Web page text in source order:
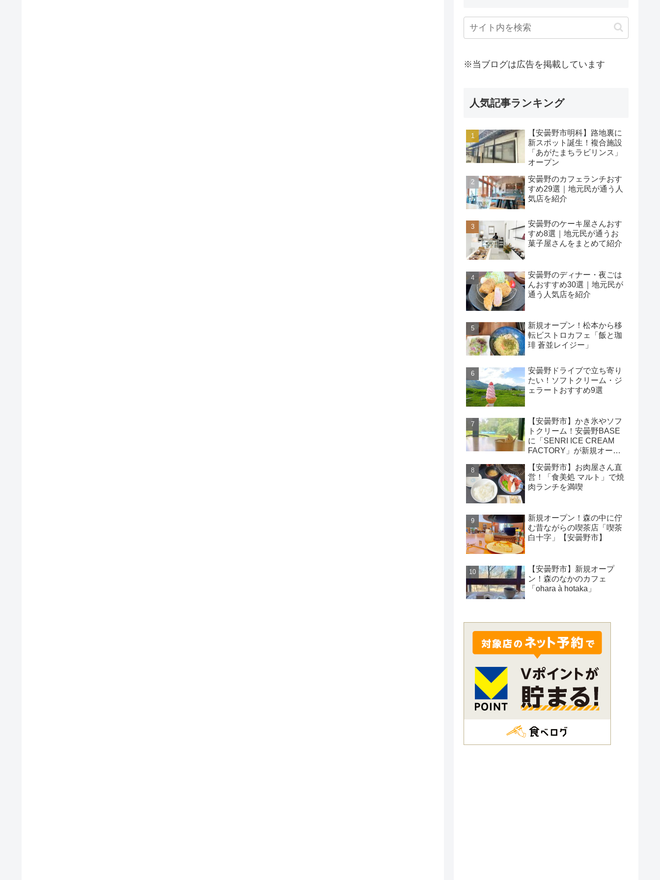
※当ブログは広告を掲載しています
人気記事ランキング
【安曇野市明科】路地裏に
新スポット誕生！複合施設
「あがたまちラビリンス」
オープン
安曇野のカフェランチおす
すめ29選｜地元民が通う人
気店を紹介
安曇野のケーキ屋さんおす
すめ8選｜地元民が通うお
菓子屋さんをまとめて紹介
安曇野のディナー・夜ごは
んおすすめ30選｜地元民が
通う人気店を紹介
新規オープン！松本から移
転ビストロカフェ「飯と珈
琲 蒼並レイジー」
安曇野ドライブで立ち寄り
たい！ソフトクリーム・ジ
ェラートおすすめ9選
【安曇野市】かき氷やソフ
トクリーム！安曇野BASE
に「SENRI ICE CREAM
FACTORY」が新規オープ
【安曇野市】お肉屋さん直
営！「食美処 マルト」で焼
肉ランチを満喫
新規オープン！森の中に佇
む昔ながらの喫茶店「喫茶
白十字」【安曇野市】
【安曇野市】新規オープ
ン！森のなかのカフェ
「ohara à hotaka」